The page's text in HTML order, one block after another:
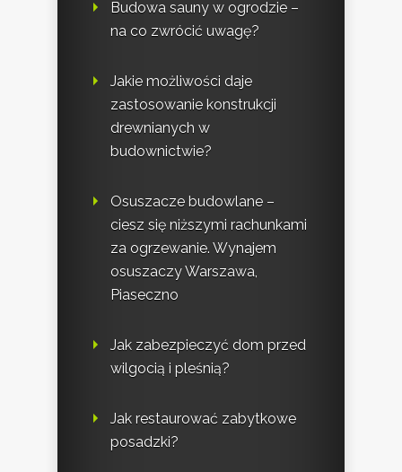
Budowa sauny w ogrodzie –
na co zwrócić uwagę?
Jakie możliwości daje
zastosowanie konstrukcji
drewnianych w
budownictwie?
Osuszacze budowlane –
ciesz się niższymi rachunkami
za ogrzewanie. Wynajem
osuszaczy Warszawa,
Piaseczno
Jak zabezpieczyć dom przed
wilgocią i pleśnią?
Jak restaurować zabytkowe
posadzki?